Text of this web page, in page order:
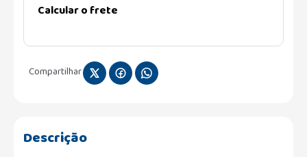
Calcular o frete
Compartilhar
Descrição